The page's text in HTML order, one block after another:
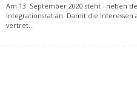
Am 13. September 2020 steht - neben
Integrationsrat an. Damit die
vertret...